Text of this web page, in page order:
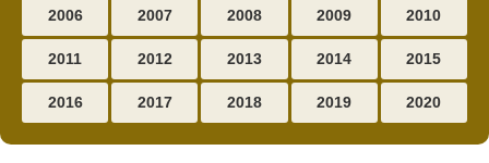
2006 2007 2008 2009 2010
2011 2012 2013 2014 2015
2016 2017 2018 2019 2020